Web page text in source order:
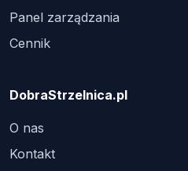
Panel zarządzania
Cennik
DobraStrzelnica.pl
O nas
Kontakt